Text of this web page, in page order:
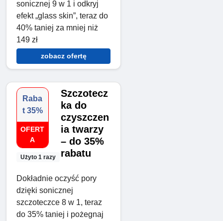
sonicznej 9 w 1 i odkryj
efekt „glass skin”, teraz do
40% taniej za mniej niż
149 zł
zobacz ofertę
Raba
t 35%
OFERT
A
Użyto 1 razy
Szczotecz
ka do
czyszczen
ia twarzy
– do 35%
rabatu
Dokładnie oczyść pory
dzięki sonicznej
szczoteczce 8 w 1, teraz
do 35% taniej i pożegnaj